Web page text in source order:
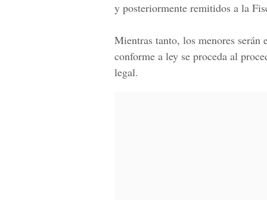
y posteriormente remitidos a la
Mientras tanto, los menores serán
conforme a ley se proceda al
legal.